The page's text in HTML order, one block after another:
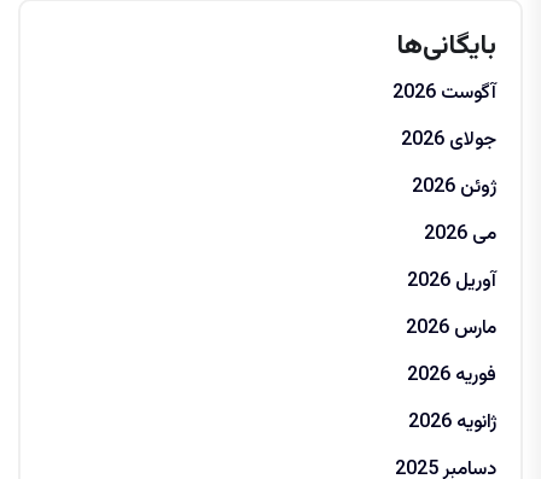
بایگانی‌ها
آگوست 2026
جولای 2026
ژوئن 2026
می 2026
آوریل 2026
مارس 2026
فوریه 2026
ژانویه 2026
دسامبر 2025